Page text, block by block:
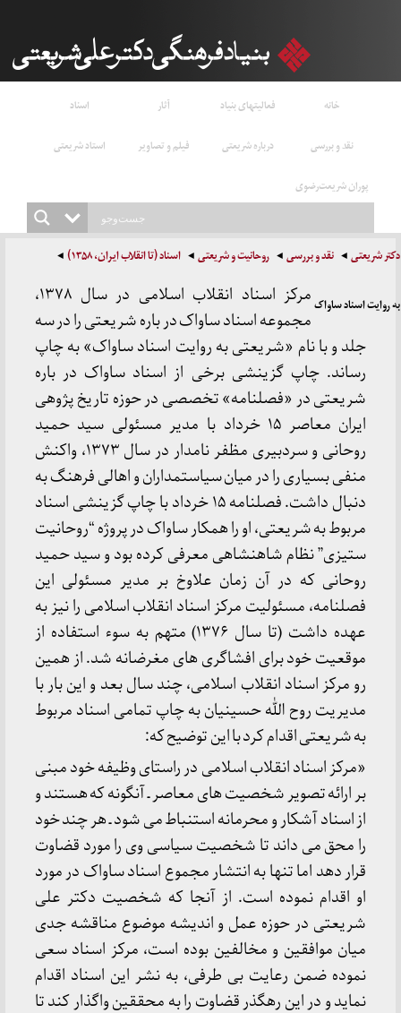
خانه فعالیتهای بنیاد آثار
اسناد
نقد و بررسی
درباره شریعتی فیلم و تصاویر
استاد شریعتی
پوران شریعت‌رضوی
دکتر شریعتی نقد و بررسی روحانیت و شریعتی اسناد (تا انقلاب ایران، ۱۳۵۸)
به روایت اسناد ساواک
مرکز اسناد انقلاب اسلامی در سال ۱۳۷۸،
مجموعه اسناد ساواک در باره شریعتی را در سه
جلد و با نام «شریعتی به روایت اسناد ساواک» به چاپ
رساند. چاپ گزینشی برخی از اسناد ساواک در باره
شریعتی در «فصلنامه» تخصصی در حوزه تاریخ پژوهی
ایران معاصر ۱۵ خرداد با مدیر مسئولی سید حمید
روحانی و سردبیری مظفر نامدار در سال ۱۳۷۳، واکنش
منفی بسیاری را در میان سیاستمداران و اهالی فرهنگ به
دنبال داشت. فصلنامه ۱۵ خرداد با چاپ گزینشی اسناد
مربوط به شریعتی، او را همکار ساواک در پروژه “روحانیت
ستیزی” نظام شاهنشاهی معرفی کرده بود و سید حمید
روحانی که در آن زمان علاوخ بر مدیر مسئولی این
فصلنامه، مسئولیت مرکز اسناد انقلاب اسلامی را نیز به
عهده داشت (تا سال ۱۳۷۶) متهم به سوء استفاده از
موقعیت خود برای افشاگری های مغرضانه شد. از همین
رو مرکز اسناد انقلاب اسلامی، چند سال بعد و این بار با
مدیریت روح الله حسینیان به چاپ تمامی اسناد مربوط
به شریعتی اقدام کرد با این توضیح که:
«مرکز اسناد انقلاب اسلامی در راستای وظیفه خود مبنی
بر ارائه تصویر شخصیت های معاصر ـ آنگونه که هستند و
از اسناد آشکار و محرمانه استنباط می شود ـ هر چند خود
را محق می داند تا شخصیت سیاسی وی را مورد قضاوت
قرار دهد اما تنها به انتشار مجموع اسناد ساواک در مورد
او اقدام نموده است. از آنجا که شخصیت دکتر علی
شریعتی در حوزه عمل و اندیشه موضوع مناقشه جدی
میان موافقین و مخالفین بوده است، مرکز اسناد سعی
نموده ضمن رعایت بی طرفی، به نشر این اسناد اقدام
نماید و در این رهگذر قضاوت را به محققین واگذار کند تا